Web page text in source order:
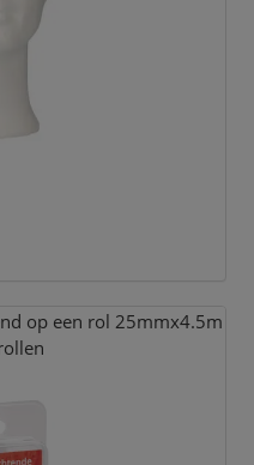
op een rol 25mmx4.5m